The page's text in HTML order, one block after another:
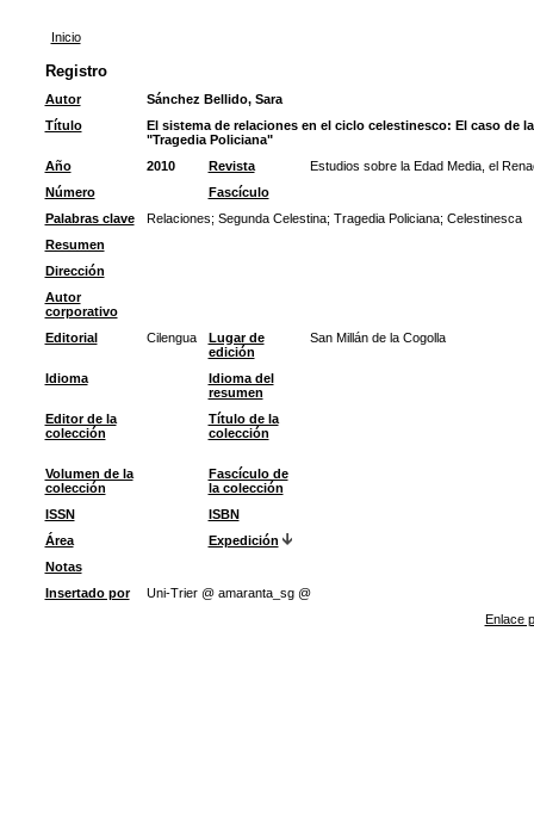
Inicio
Registro
Autor
Sánchez Bellido, Sara
Título
El sistema de relaciones en el ciclo celestinesco: El caso de
"Tragedia Policiana"
Año
2010 Revista
Estudios sobre la Edad Media, el
Número
Fascículo
Palabras clave
Relaciones; Segunda Celestina; Tragedia Policiana; Celestinesca
Resumen
Dirección
Autor
corporativo
Editorial
Cilengua
Lugar de
edición
San Millán de la Cogolla
Idioma
Idioma del
resumen
Editor de la
colección
Título de la
colección
Volumen de la
colección
Fascículo de
la colección
ISSN
ISBN
Área
Expedición
Notas
Insertado por
Uni-Trier @ amaranta_sg @
Enlace